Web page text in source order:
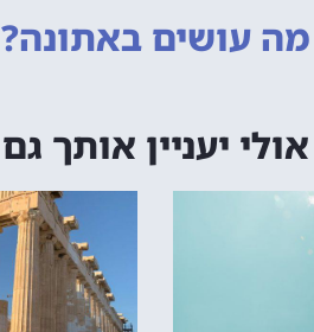
מה עושים באתונה?
אולי יעניין אותך גם